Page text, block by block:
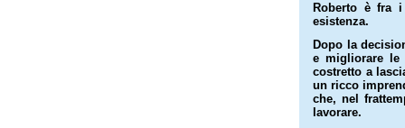
Roberto è fra
esistenza.
Dopo la
e migliorare le
costretto a
un ricco
che, nel
lavorare.